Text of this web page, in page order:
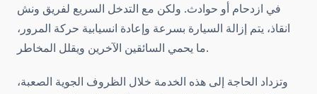
في ازدحام أو حوادث. ولكن مع التدخل السريع لفريق ونش
انقاذ، يتم إزالة السيارة بسرعة وإعادة انسيابية حركة المرور،
ما يحمي السائقين الآخرين ويقلل المخاطر.
وتزداد الحاجة إلى هذه الخدمة خلال الظروف الجوية الصعبة،